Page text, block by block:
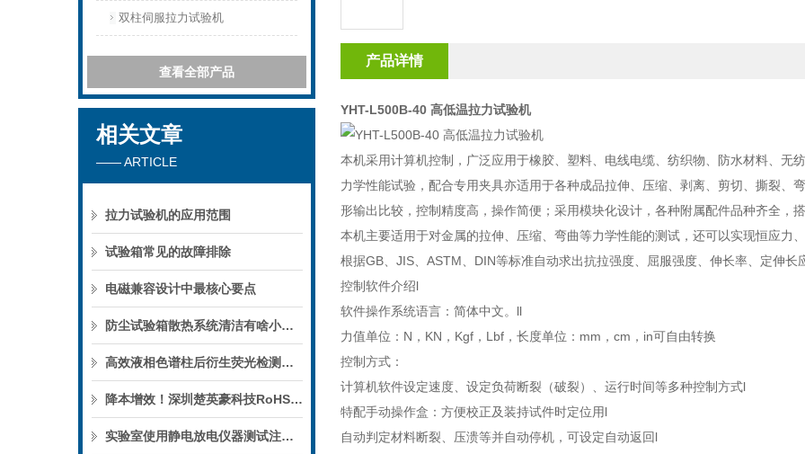
双柱伺服拉力试验机
查看全部产品
相关文章
—— ARTICLE
拉力试验机的应用范围
试验箱常见的故障排除
电磁兼容设计中最核心要点
防尘试验箱散热系统清洁有啥小窍门？
高效液相色谱柱后衍生荧光检测系统测定水果、蔬菜
降本增效！深圳楚英豪科技RoHS2.0测试设备，助您轻松应对出口壁垒
实验室使用静电放电仪器测试注意事项
产品详情
YHT-L500B-40 高低温拉力试验机
本机采用计算机控制，广泛应用于橡胶、塑料、电线电缆、纺织物、防水材料、无
力学性能试验，配合专用夹具亦适用于各种成品拉伸、压缩、剥离、剪切、撕裂、
形输出比较，控制精度高，操作简便；采用模块化设计，各种附属配件品种齐全，
本机主要适用于对金属的拉伸、压缩、弯曲等力学性能的测试，还可以实现恒应力
根据GB、JIS、ASTM、DIN等标准自动求出抗拉强度、屈服强度、伸长率、定伸
控制软件介绍l
软件操作系统语言：简体中文。 ll
力值单位：N，KN，Kgf，Lbf，长度单位：mm，cm，in可自由转换
控制方式：
计算机软件设定速度、设定负荷断裂（破裂）、运行时间等多种控制方式l
特配手动操作盒：方便校正及装持试件时定位用l
自动判定材料断裂、压溃等并自动停机，可设定自动返回l